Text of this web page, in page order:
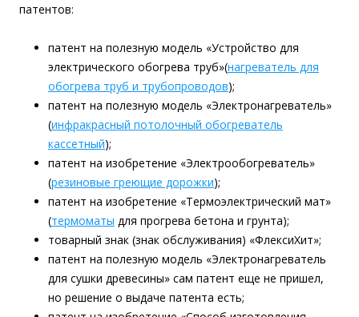
патентов:
патент на полезную модель «Устройство для
электрического обогрева труб»(нагреватель для
обогрева труб и трубопроводов);
патент на полезную модель «Электронагреватель»
(инфракрасный потолочный обогреватель
кассетный);
патент на изобретение «Электрообогреватель»
(резиновые греющие дорожки);
патент на изобретение «Термоэлектрический мат»
(термоматы для прогрева бетона и грунта);
товарный знак (знак обслуживания) «ФлексиХит»;
патент на полезную модель «Электронагреватель
для сушки древесины» сам патент еще не пришел,
но решение о выдаче патента есть;